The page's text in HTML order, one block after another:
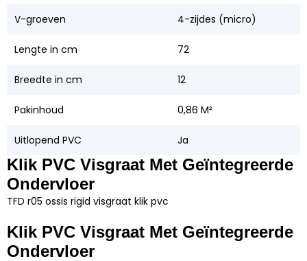
V-groeven 4-zijdes (micro)
Lengte in cm 72
Breedte in cm 12
Pakinhoud 0,86 M²
Uitlopend PVC Ja
Klik PVC Visgraat Met Geïntegreerde
Ondervloer
TFD r05 ossis rigid visgraat klik pvc
Klik PVC Visgraat Met Geïntegreerde
Ondervloer